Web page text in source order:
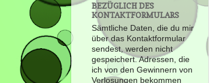
BEZÜGLICH DES
KONTAKTFORMULARS
Sämtliche Daten, die du mir
über das Kontaktformular
sendest, werden nicht
gespeichert. Adressen, die
ich von den Gewinnern von
Verlosungen bekommen